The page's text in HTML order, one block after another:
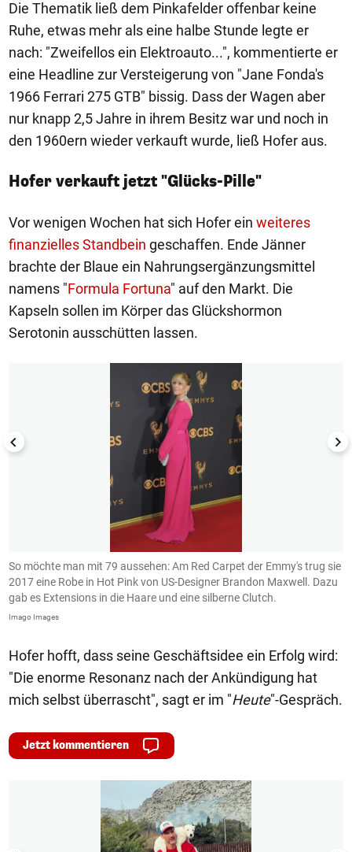
Die Thematik ließ dem Pinkafelder offenbar keine
Ruhe, etwas mehr als eine halbe Stunde legte er
nach: "Zweifellos ein Elektroauto...", kommentierte er
eine Headline zur Versteigerung von "Jane Fonda's
1966 Ferrari 275 GTB" bissig. Dass der Wagen aber
nur knapp 2,5 Jahre in ihrem Besitz war und noch in
den 1960ern wieder verkauft wurde, ließ Hofer aus.
Hofer verkauft jetzt "Glücks-Pille"
Vor wenigen Wochen hat sich Hofer ein weiteres
finanzielles Standbein geschaffen. Ende Jänner
brachte der Blaue ein Nahrungsergänzungsmittel
namens "Formula Fortuna" auf den Markt. Die
Kapseln sollen im Körper das Glückshormon
Serotonin ausschütten lassen.
1/7
So möchte man mit 79 aussehen: Am Red Carpet der Emmy's trug sie
2017 eine Robe in Hot Pink von US-Designer Brandon Maxwell. Dazu
gab es Extensions in die Haare und eine silberne Clutch.
Imago Images
Hofer hofft, dass seine Geschäftsidee ein Erfolg wird:
"Die enorme Resonanz nach der Ankündigung hat
mich selbst überrascht", sagt er im "Heute"-Gespräch.
Jetzt kommentieren
1/50